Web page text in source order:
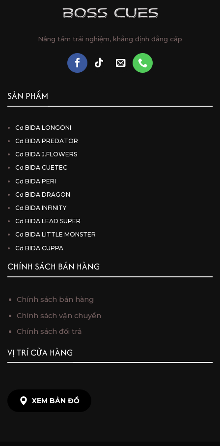
Nâng tầm trải nghiệm, khẳng định đẳng cấp
SẢN PHẨM
Cơ BIDA LONGONI
Cơ BIDA PREDATOR
Cơ BIDA J.FLOWERS
Cơ BIDA CUETEC
Cơ BIDA PERI
Cơ BIDA DRAGON
Cơ BIDA INFINITY
Cơ BIDA LEAD SUPER
Cơ BIDA LITTLE MONSTER
Cơ BIDA CUPPA
CHÍNH SÁCH BÁN HÀNG
Chính sách bán hàng
Chính sách vận chuyển
Chính sách đổi trả
VỊ TRÍ CỬA HÀNG
XEM BẢN ĐỒ